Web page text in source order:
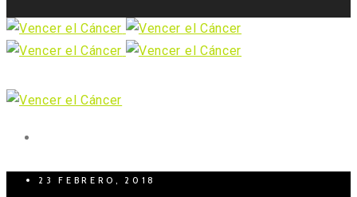
23 FEBRERO, 2018